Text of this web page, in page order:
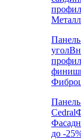
угол
Cedral
до -